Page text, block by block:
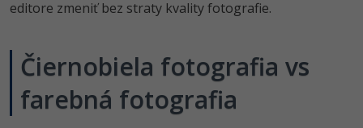
editore zmeniť bez straty kvality fotografie.
Čiernobiela fotografia vs
farebná fotografia